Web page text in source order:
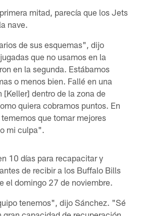
mitad, parecía que los Jets
nave.
de sus esquemas", dijo
que no usamos en la
en la segunda. Estábamos
o menos bien. Fallé en una
dentro de la zona de
quiera cobramos puntos. En
que tomar mejores
mi culpa".
10 días para recapacitar y
de recibir a los Buffalo Bills
el domingo 27 de noviembre.
tenemos", dijo Sánchez. "Sé